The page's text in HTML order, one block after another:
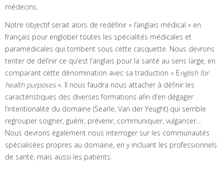
médecins.
Notre objectif serait alors de redéfinir « l’anglais médical » en
français pour englober toutes les spécialités médicales et
paramédicales qui tombent sous cette casquette. Nous devrons
tenter de définir ce qu’est l’anglais pour la santé au sens large, en
comparant cette dénomination avec sa traduction « English for
health purposes ». Il nous faudra nous attacher à définir les
caractéristiques des diverses formations afin d’en dégager
l’intentionalité du domaine (Searle, Van der Yeught) qui semble
regrouper soigner, guérir, prévenir, communiquer, vulgariser…
Nous devrons également nous interroger sur les communautés
spécialisées propres au domaine, en y incluant les professionnels
de santé, mais aussi les patients.